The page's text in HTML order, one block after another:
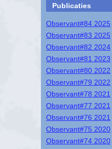
Publicaties
Observant#84 2025
Observant#83 2025
Observant#82 2024
Observant#81 2023
Observant#80 2022
Observant#79 2022
Observant#78 2021
Observant#77 2021
Observant#76 2021
Observant#75 2020
Observant#74 2020